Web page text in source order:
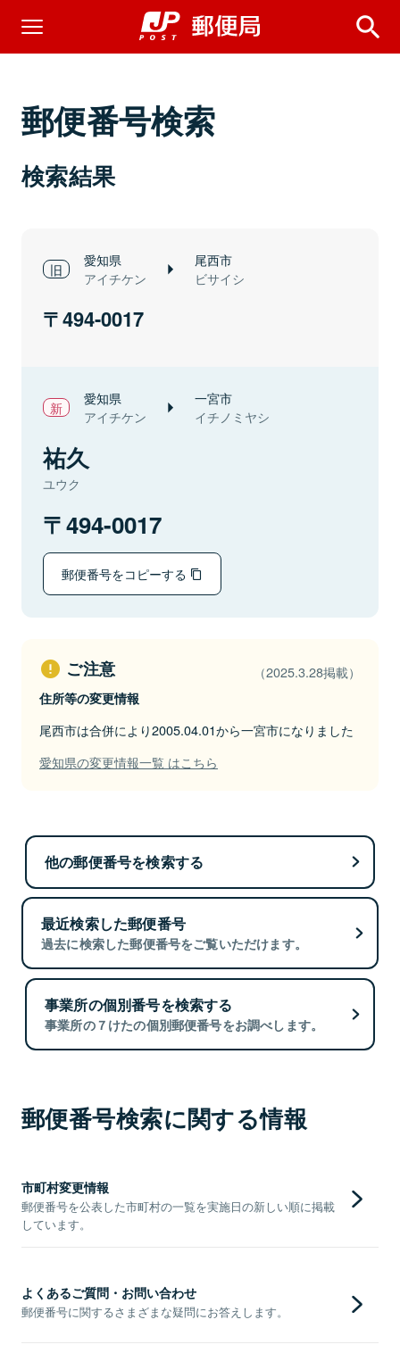
郵便番号検索
検索結果
愛知県
アイチケン
尾西市
ビサイシ
494-0017
愛知県
アイチケン
一宮市
イチノミヤシ
祐久
ユウク
494-0017
郵便番号をコピーする
ご注意 （2025.3.28掲載）
住所等の変更情報
尾西市は合併により2005.04.01から一宮市になりました
愛知県の変更情報一覧 はこちら
他の郵便番号を検索する
最近検索した郵便番号
過去に検索した郵便番号をご覧いただけます。
事業所の個別番号を検索する
事業所の７けたの個別郵便番号をお調べします。
郵便番号検索に関する情報
市町村変更情報
郵便番号を公表した市町村の一覧を実施日の新しい順に掲載
しています。
よくあるご質問・お問い合わせ
郵便番号に関するさまざまな疑問にお答えします。